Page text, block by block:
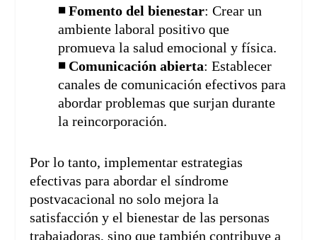
◾ Fomento del bienestar: Crear un
ambiente laboral positivo que
promueva la salud emocional y física.
◾ Comunicación abierta: Establecer
canales de comunicación efectivos para
abordar problemas que surjan durante
la reincorporación.
Por lo tanto, implementar estrategias
efectivas para abordar el síndrome
postvacacional no solo mejora la
satisfacción y el bienestar de las personas
trabajadoras, sino que también contribuye a